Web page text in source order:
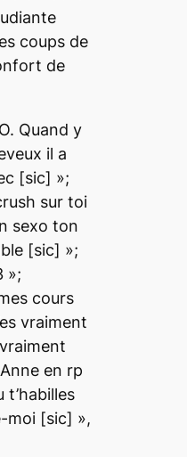
coups de
de
Quand y
il a
[sic] »;
sur toi
sexo ton
[sic] »;
»;
cours
vraiment
vraiment
en rp
t’habilles
moi [sic] »,